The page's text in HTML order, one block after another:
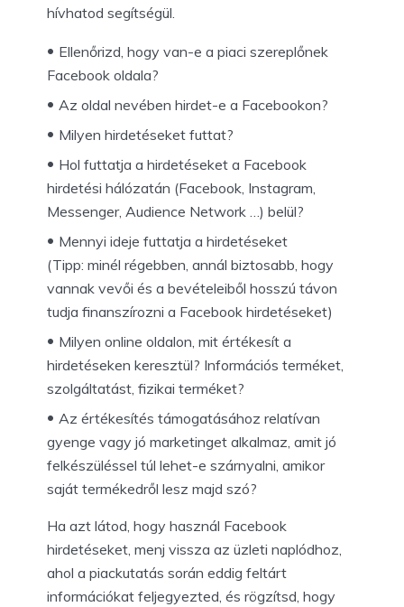
hívhatod segítségül.
Ellenőrizd, hogy van-e a piaci szereplőnek
Facebook oldala?
Az oldal nevében hirdet-e a Facebookon?
Milyen hirdetéseket futtat?
Hol futtatja a hirdetéseket a Facebook
hirdetési hálózatán (Facebook, Instagram,
Messenger, Audience Network …) belül?
Mennyi ideje futtatja a hirdetéseket
(Tipp: minél régebben, annál biztosabb, hogy
vannak vevői és a bevételeiből hosszú távon
tudja finanszírozni a Facebook hirdetéseket)
Milyen online oldalon, mit értékesít a
hirdetéseken keresztül? Információs terméket,
szolgáltatást, fizikai terméket?
Az értékesítés támogatásához relatívan
gyenge vagy jó marketinget alkalmaz, amit jó
felkészüléssel túl lehet-e szárnyalni, amikor
saját termékedről lesz majd szó?
Ha azt látod, hogy használ Facebook
hirdetéseket, menj vissza az üzleti naplódhoz,
ahol a piackutatás során eddig feltárt
információkat feljegyezted, és rögzítsd, hogy